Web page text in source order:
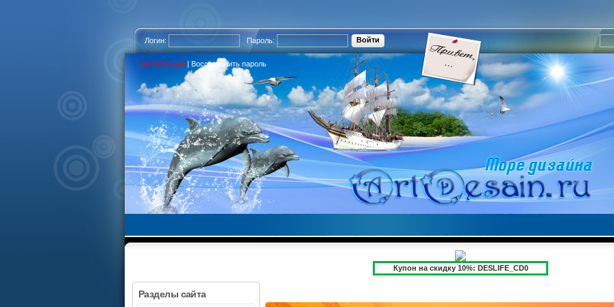
Логин: Пароль:
Регистрация | Восстановить пароль
Купон на скидку 10%: DESLIFE_CD0
Разделы сайта